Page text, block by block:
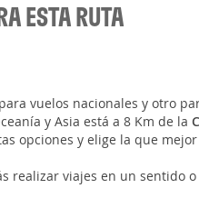
ESTA RUTA
vuelos nacionales y otro
y Asia está a 8 Km de la
opciones y elige la que
realizar viajes en un sentido